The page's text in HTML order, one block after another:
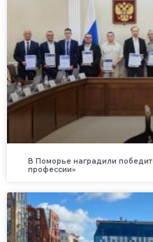
В Поморье наградили
профессии»